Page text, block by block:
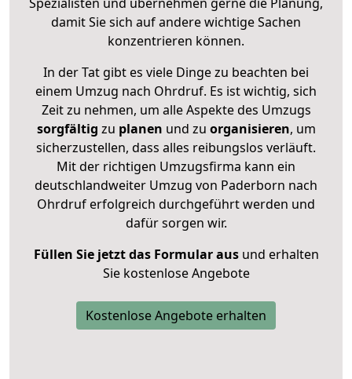
damit Sie sich auf andere wichtige Sachen
konzentrieren können.
In der Tat gibt es viele Dinge zu beachten bei
einem Umzug nach Ohrdruf. Es ist wichtig, sich
Zeit zu nehmen, um alle Aspekte des Umzugs
sorgfältig zu planen und zu organisieren, um
sicherzustellen, dass alles reibungslos verläuft.
Mit der richtigen Umzugsfirma kann ein
deutschlandweiter Umzug von Paderborn nach
Ohrdruf erfolgreich durchgeführt werden und
dafür sorgen wir.
Füllen Sie jetzt das Formular ausund erhalten
Sie kostenlose Angebote
Kostenlose Angebote erhalten